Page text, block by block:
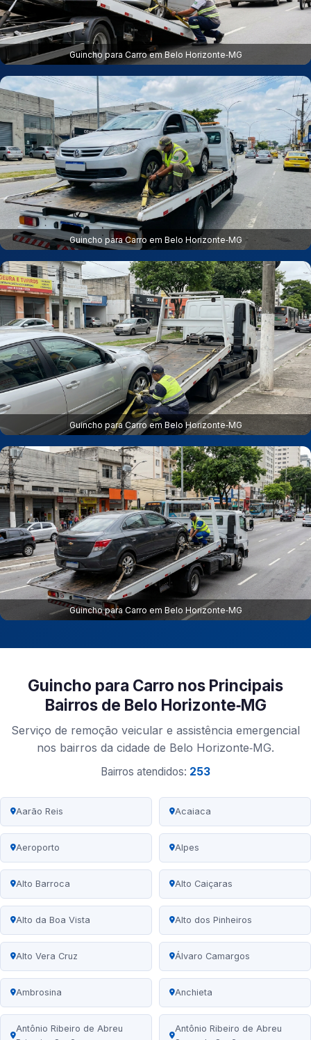
Guincho para Carro em Belo Horizonte‑MG
Guincho para Carro em Belo Horizonte‑MG
Guincho para Carro em Belo Horizonte‑MG
Guincho para Carro em Belo Horizonte‑MG
Guincho para Carro nos Principais
Bairros de Belo Horizonte‑MG
Serviço de remoção veicular e assistência emergencial
nos bairros da cidade de Belo Horizonte‑MG.
Bairros atendidos: 253
Aarão Reis Acaiaca
Aeroporto Alpes
Alto Barroca Alto Caiçaras
Alto da Boa Vista Alto dos Pinheiros
Alto Vera Cruz Álvaro Camargos
Ambrosina Anchieta
Antônio Ribeiro de Abreu
Antônio Ribeiro de Abreu